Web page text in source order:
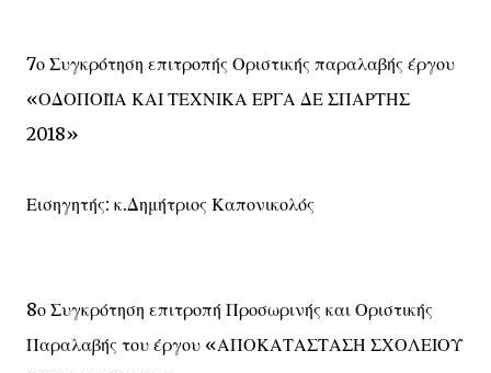
7ο Συγκρότηση επιτροπής Οριστικής παραλαβής έργου
«ΟΔΟΠΟΙΪΑ ΚΑΙ ΤΕΧΝΙΚΑ ΕΡΓΑ ΔΕ ΣΠΑΡΤΗΣ
2018»
Εισηγητής: κ.Δημήτριος Καπονικολός
8ο Συγκρότηση επιτροπή Προσωρινής και Οριστικής
Παραλαβής του έργου «ΑΠΟΚΑΤΑΣΤΑΣΗ ΣΧΟΛΕΙΟΥ